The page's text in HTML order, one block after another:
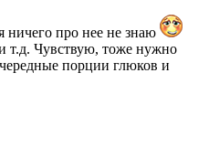
ничего про нее не знаю
т.д. Чувствую, тоже нужно
порции глюков и